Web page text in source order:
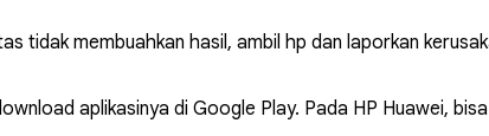
tidak membuahkan hasil, ambil hp dan laporkan
aplikasinya di Google Play. Pada HP Huawei,